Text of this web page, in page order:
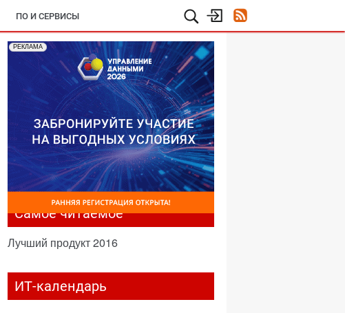
ПО И СЕРВИСЫ
РЕКЛАМА
Самое читаемое
Лучший продукт 2016
ИТ-календарь